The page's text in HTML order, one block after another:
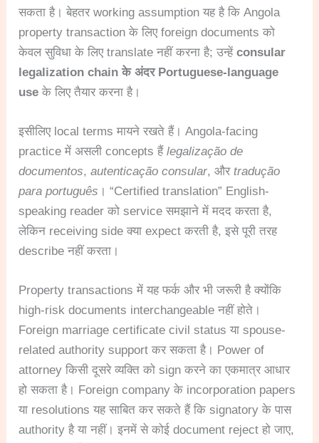
सकता है। बेहतर working assumption यह है कि Angola
property transaction के लिए foreign documents को
केवल सुविधा के लिए translate नहीं करना है; उन्हेंconsular
legalization chain के अंदर Portuguese-language
use के लिए तैयार करना है।
इसीलिए local terms मायने रखते हैं। Angola-facing
practice में असली concepts हैंlegalização de
documentos,autenticação consular, औरtradução
para português । “Certified translation” English-
speaking reader को service समझाने में मदद करता है,
लेकिन receiving side क्या expect करती है, इसे पूरी तरह
describe नहीं करता।
Property transactions में यह फर्क और भी जरूरी है क्योंकि
high-risk documents interchangeable नहीं होते।
Foreign marriage certificate civil status या spouse-
related authority support कर सकता है। Power of
attorney किसी दूसरे व्यक्ति को sign करने का एकमात्र आधार
हो सकता है। Foreign company के incorporation papers
या resolutions यह साबित कर सकते हैं कि signatory के पास
authority है या नहीं। इनमें से कोई document reject हो जाए,